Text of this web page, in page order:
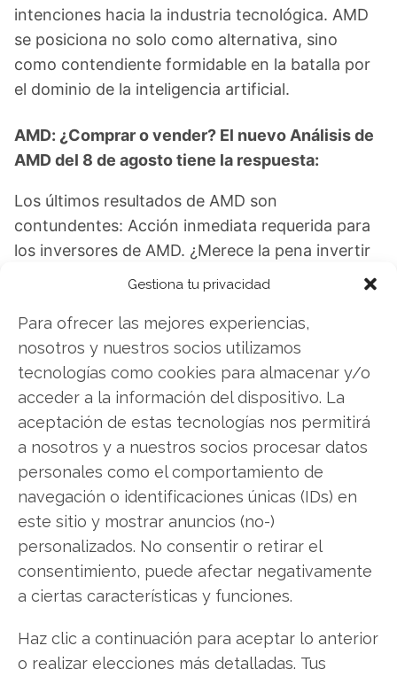
Gestiona tu privacidad
Para ofrecer las mejores experiencias,
nosotros y nuestros socios utilizamos
tecnologías como cookies para almacenar y/o
acceder a la información del dispositivo. La
aceptación de estas tecnologías nos permitirá
a nosotros y a nuestros socios procesar datos
personales como el comportamiento de
navegación o identificaciones únicas (IDs) en
este sitio y mostrar anuncios (no-)
personalizados. No consentir o retirar el
consentimiento, puede afectar negativamente
a ciertas características y funciones.
Haz clic a continuación para aceptar lo anterior
o realizar elecciones más detalladas. Tus
intenciones hacia la industria tecnológica. AMD
se posiciona no solo como alternativa, sino
como contendiente formidable en la batalla por
el dominio de la inteligencia artificial.
AMD: ¿Comprar o vender? El nuevo Análisis de
AMD del 8 de agosto tiene la respuesta:
Los últimos resultados de AMD son
contundentes: Acción inmediata requerida para
los inversores de AMD. ¿Merece la pena invertir
o es momento de vender? En el Análisis gratuito
qué hacer.
AMD: ¿Comprar o vender? ¡Lee más aquí!
AMD
Compartir este artículo
Twitter
LinkedIn